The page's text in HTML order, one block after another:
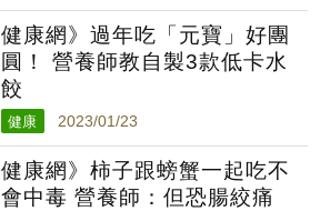
健康網》過年吃「元寶」好團
圓！ 營養師教自製3款低卡水
餃
健康 2023/01/23
健康網》柿子跟螃蟹一起吃不
會中毒 營養師：但恐腸絞痛